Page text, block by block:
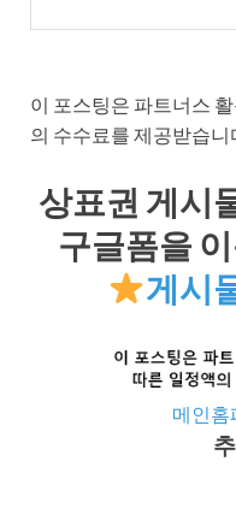
이 포스팅은 파트너스
의 수수료를 제공받습니
상표권 게시
구글폼을
게시
메인홈